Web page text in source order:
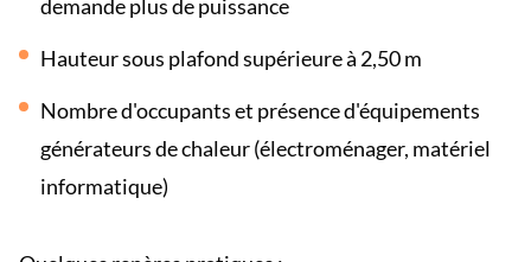
demande plus de puissance
Hauteur sous plafond supérieure à 2,50 m
Nombre d'occupants et présence d'équipements
générateurs de chaleur (électroménager, matériel
informatique)